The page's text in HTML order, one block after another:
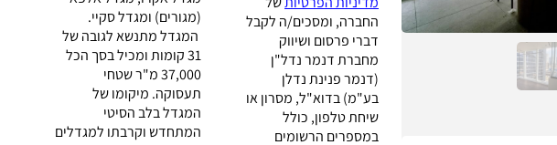
החברה, ומסכים/ה לקבל
דברי פרסום ושיווק
מחברת דנמר נדל"ן
(דנמר פנינת נדלן
בע"מ) בדוא"ל, מסרון או
שיחת טלפון, כולל
במספרים הרשומים
(מגורים) ומגדל סקיי.
המגדל מתנשא לגובה של
31 קומות ומכיל בסך הכל
37,000 מ"ר שטחי
תעסוקה. מיקומו של
המגדל בלב הסיטי
המתחדש וקרבתו למגדלים